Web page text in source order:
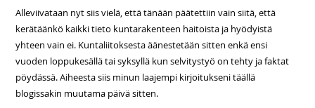
Alleviivataan nyt siis vielä, että tänään päätettiin vain siitä, että
kerätäänkö kaikki tieto kuntarakenteen haitoista ja hyödyistä
yhteen vain ei. Kuntaliitoksesta äänestetään sitten enkä ensi
vuoden loppukesällä tai syksyllä kun selvitystyö on tehty ja faktat
pöydässä. Aiheesta siis minun laajempi kirjoitukseni täällä
blogissakin muutama päivä sitten.